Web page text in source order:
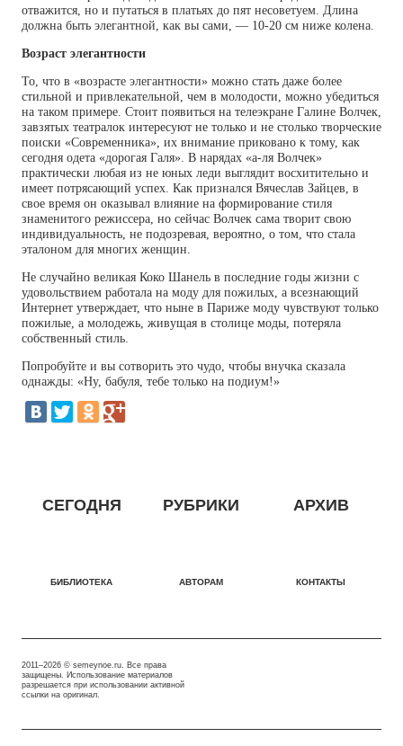
отважится, но и путаться в платьях до пят несоветуем. Длина
должна быть элегантной, как вы сами, — 10-20 см ниже колена.
Возраст элегантности
То, что в «возрасте элегантности» можно стать даже более
стильной и привлекательной, чем в молодости, можно убедиться
на таком примере. Стоит появиться на телеэкране Галине Волчек,
завзятых театралок интересуют не только и не столько творческие
поиски «Современника», их внимание приковано к тому, как
сегодня одета «дорогая Галя». В нарядах «а-ля Волчек»
практически любая из не юных леди выглядит восхитительно и
имеет потрясающий успех. Как признался Вячеслав Зайцев, в
свое время он оказывал влияние на формирование стиля
знаменитого режиссера, но сейчас Волчек сама творит свою
индивидуальность, не подозревая, вероятно, о том, что стала
эталоном для многих женщин.
Не случайно великая Коко Шанель в последние годы жизни с
удовольствием работала на моду для пожилых, а всезнающий
Интернет утверждает, что ныне в Париже моду чувствуют только
пожилые, а молодежь, живущая в столице моды, потеряла
собственный стиль.
Попробуйте и вы сотворить это чудо, чтобы внучка сказала
однажды: «Ну, бабуля, тебе только на подиум!»
СЕГОДНЯ РУБРИКИ АРХИВ
БИБЛИОТЕКА АВТОРАМ КОНТАКТЫ
2011–2026 © semeynoe.ru. Все права
защищены. Использование материалов
разрешается при использовании активной
ссылки на оригинал.